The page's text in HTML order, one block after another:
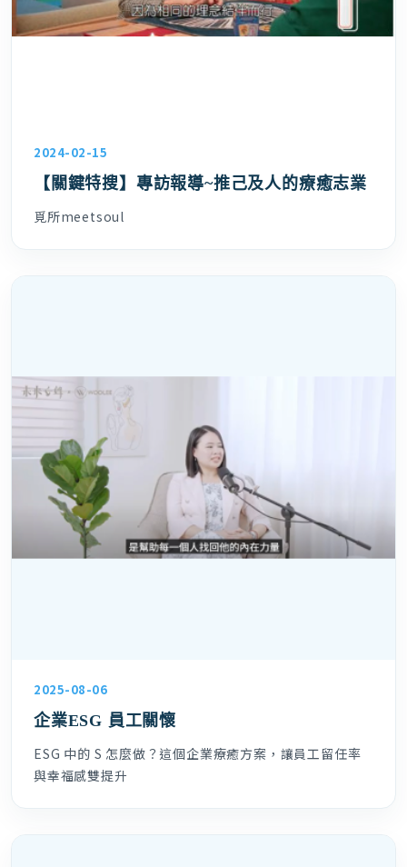
2024-02-15
【關鍵特搜】專訪報導~推己及人的療癒志業
覓所meetsoul
2025-08-06
企業ESG 員工關懷
ESG 中的 S 怎麼做？這個企業療癒方案，讓員工留任率
與幸福感雙提升